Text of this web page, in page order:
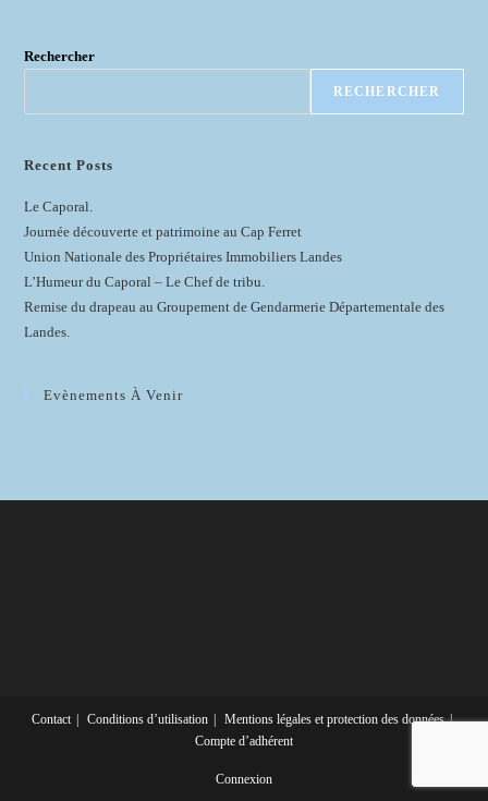
Rechercher
RECHERCHER
Recent Posts
Le Caporal.
Journée découverte et patrimoine au Cap Ferret
Union Nationale des Propriétaires Immobiliers Landes
L’Humeur du Caporal – Le Chef de tribu.
Remise du drapeau au Groupement de Gendarmerie Départementale des
Landes.
Evènements À Venir
Contact Conditions d’utilisation
Mentions légales et protection des données
Compte d’adhérent
Connexion